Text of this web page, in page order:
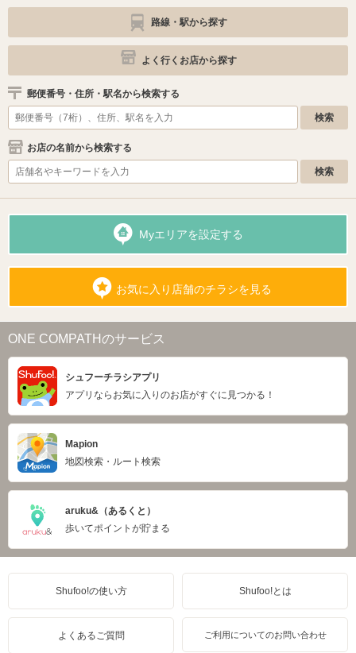
路線・駅から探す
よく行くお店から探す
郵便番号・住所・駅名から検索する
お店の名前から検索する
Myエリアを設定する
お気に入り店舗のチラシを見る
ONE COMPATHのサービス
シュフーチラシアプリ
アプリならお気に入りのお店がすぐに見つかる！
Mapion
地図検索・ルート検索
aruku&（あるくと）
歩いてポイントが貯まる
Shufoo!の使い方 Shufoo!とは
よくあるご質問 ご利用についてのお問い合わせ